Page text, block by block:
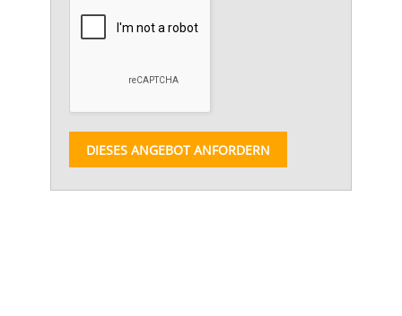
DIESES ANGEBOT ANFORDERN